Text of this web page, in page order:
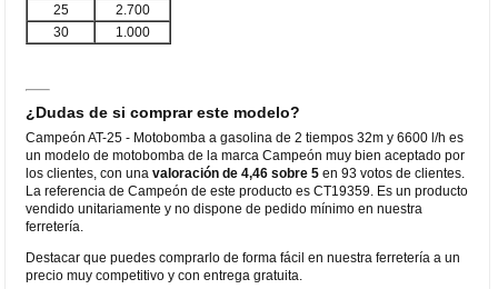
25
2.700
30
1.000
¿Dudas de si comprar este modelo?
Campeón AT-25 - Motobomba a gasolina de 2 tiempos 32m y 6600 l/h es
un modelo de motobomba de la marca Campeón muy bien aceptado por
los clientes, con unavaloración de 4,46 sobre 5 en 93 votos de clientes.
La referencia de Campeón de este producto es CT19359. Es un producto
vendido unitariamente y no dispone de pedido mínimo en nuestra
ferretería.
Destacar que puedes comprarlo de forma fácil en nuestra ferretería a un
precio muy competitivo y con entrega gratuita.